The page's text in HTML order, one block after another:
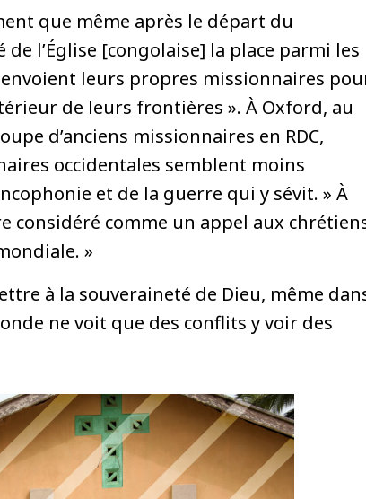
que même après le départ du
l’Église [congolaise] la place parmi les
leurs propres missionnaires
de leurs frontières ». À Oxford, au
d’anciens missionnaires en RDC,
occidentales semblent moins
et de la guerre qui y sévit. » À
considéré comme un appel aux
»
à la souveraineté de Dieu, même
ne voit que des conflits y voir des